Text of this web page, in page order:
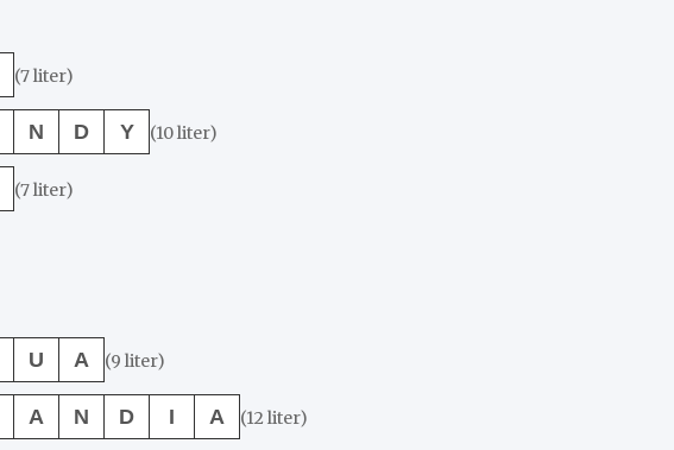
(7 liter)
N D Y (10 liter)
(7 liter)
U A (9 liter)
A N D I A (12 liter)